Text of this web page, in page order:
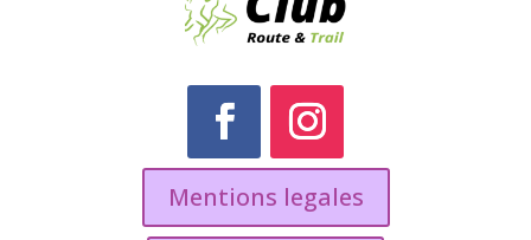
Mentions legales